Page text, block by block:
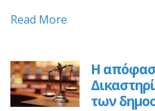
Read More
H
των